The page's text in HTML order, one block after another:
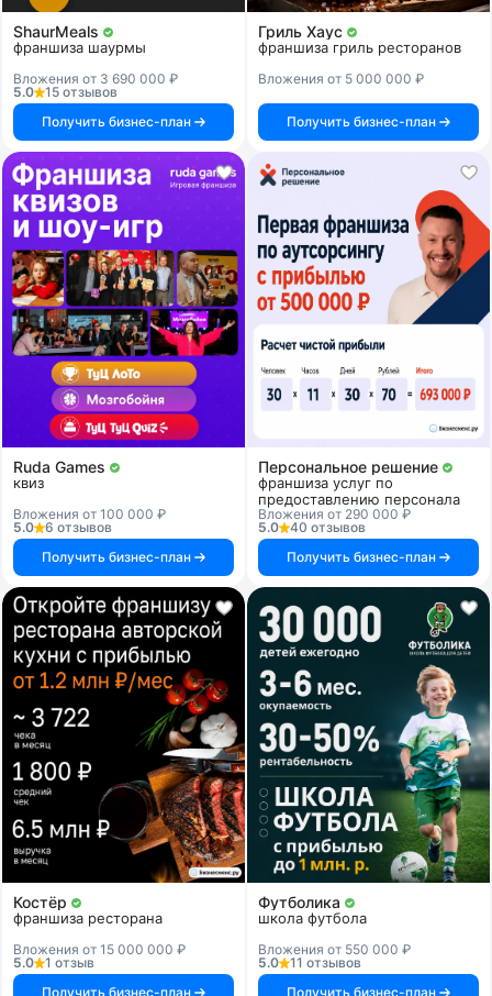
ShaurMeals
франшиза шаурмы
Вложения от 3 690 000 ₽
5.0
15 отзывов
Получить бизнес-план
Гриль Хаус
франшиза гриль ресторанов
Вложения от 5 000 000 ₽
Получить бизнес-план
Ruda Games
квиз
Вложения от 100 000 ₽
5.0
6 отзывов
Получить бизнес-план
Персональное решение
франшиза услуг по
предоставлению персонала
Вложения от 290 000 ₽
5.0
40 отзывов
Получить бизнес-план
Костёр
франшиза ресторана
Вложения от 15 000 000 ₽
5.0
1 отзыв
Получить бизнес-план
Футболика
школа футбола
Вложения от 550 000 ₽
5.0
11 отзывов
Получить бизнес-план